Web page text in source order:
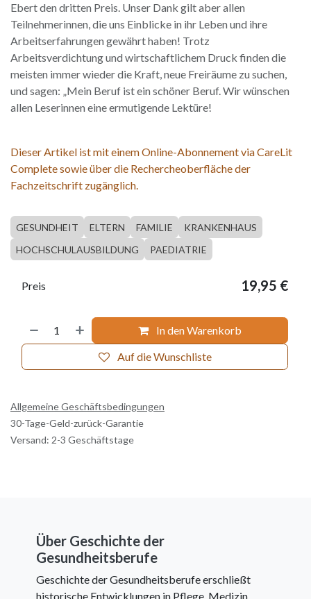
Ebert den dritten Preis. Unser Dank gilt aber allen
Teilnehmerinnen, die uns Einblicke in ihr Leben und ihre
Arbeitserfahrungen gewährt haben! Trotz
Arbeitsverdichtung und wirtschaftlichem Druck finden die
meisten immer wieder die Kraft, neue Freiräume zu suchen,
und sagen: „Mein Beruf ist ein schöner Beruf. Wir wünschen
allen Leserinnen eine ermutigende Lektüre!
Dieser Artikel ist mit einem Online-Abonnement via CareLit
Complete sowie über die Rechercheoberfläche der
Fachzeitschrift zugänglich.
GESUNDHEIT ELTERN FAMILIE
KRANKENHAUS
HOCHSCHULAUSBILDUNG
PAEDIATRIE
In den Warenkorb
Auf die Wunschliste
Preis 19,95 €
Allgemeine Geschäftsbedingungen
30-Tage-Geld-zurück-Garantie
Versand: 2-3 Geschäftstage
Über Geschichte der
Gesundheitsberufe
Geschichte der Gesundheitsberufe erschließt
historische Entwicklungen in Pflege, Medizin,